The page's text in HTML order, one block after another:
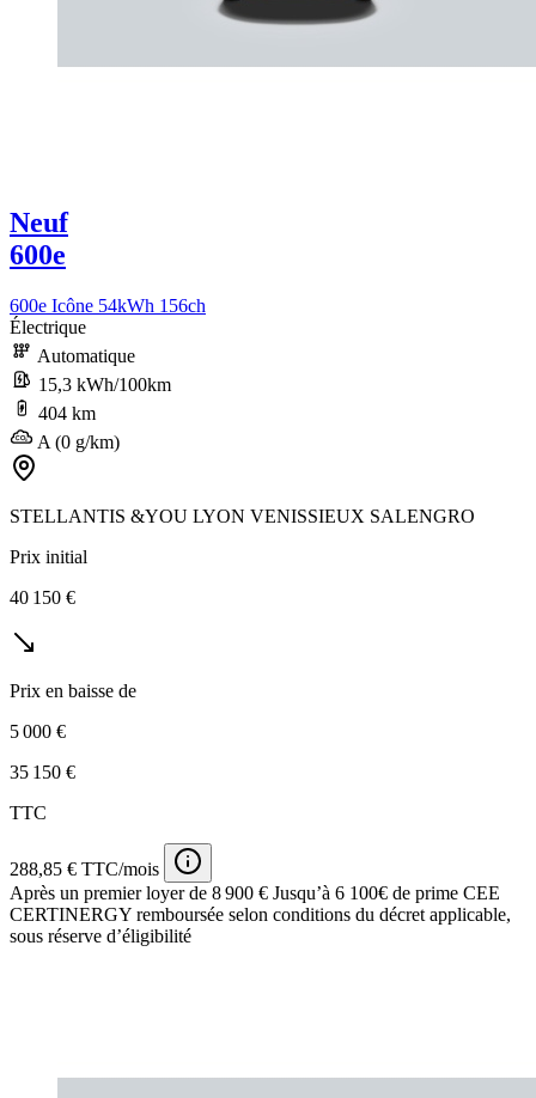
Neuf
600e
600e Icône 54kWh 156ch
Électrique
Automatique
15,3 kWh/100km
404 km
A (0 g/km)
STELLANTIS &YOU LYON VENISSIEUX SALENGRO
Prix initial
40 150 €
Prix en baisse de
5 000 €
35 150 €
TTC
288,85 € TTC/mois
Après un premier loyer de 8 900 € Jusqu’à 6 100€ de prime CEE
CERTINERGY remboursée selon conditions du décret applicable,
sous réserve d’éligibilité